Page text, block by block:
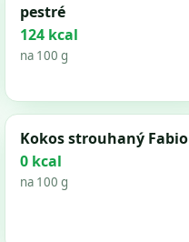
pestré
124 kcal
na 100 g
Kokos strouhaný Fabio
0 kcal
na 100 g